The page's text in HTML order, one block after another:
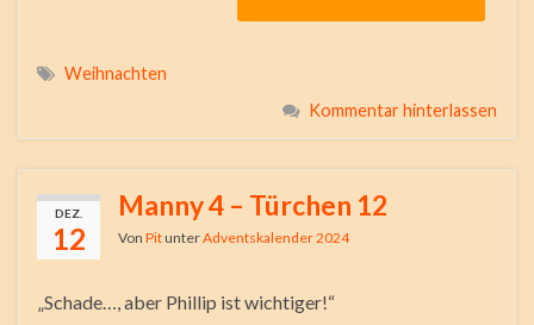
Weihnachten
Kommentar hinterlassen
DEZ.
12
Manny 4 – Türchen 12
Von PitunterAdventskalender 2024
„Schade…, aber Phillip ist wichtiger!“